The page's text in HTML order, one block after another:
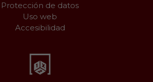
Protección de datos
Uso web
Accesibilidad